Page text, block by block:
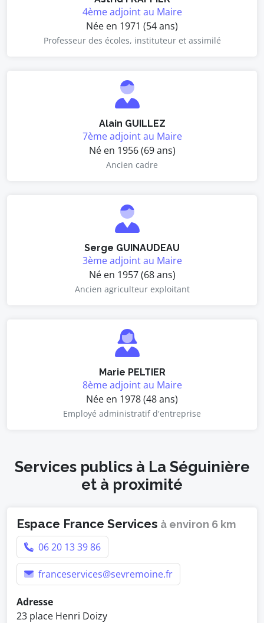
4ème adjoint au Maire
Née en 1971 (54 ans)
Professeur des écoles, instituteur et assimilé
Alain GUILLEZ
7ème adjoint au Maire
Né en 1956 (69 ans)
Ancien cadre
Serge GUINAUDEAU
3ème adjoint au Maire
Né en 1957 (68 ans)
Ancien agriculteur exploitant
Marie PELTIER
8ème adjoint au Maire
Née en 1978 (48 ans)
Employé administratif d'entreprise
Services publics à La Séguinière
et à proximité
Espace France Services à environ 6 km
06 20 13 39 86
franceservices@sevremoine.fr
Adresse
23 place Henri Doizy